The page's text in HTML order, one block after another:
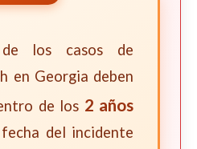
los casos de
en Georgia deben
de los 2 años
del incidente